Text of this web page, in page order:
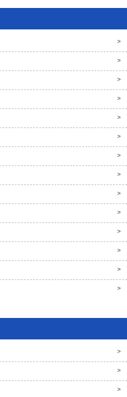
>
>
>
>
>
>
>
>
>
>
>
>
>
>
>
>
>